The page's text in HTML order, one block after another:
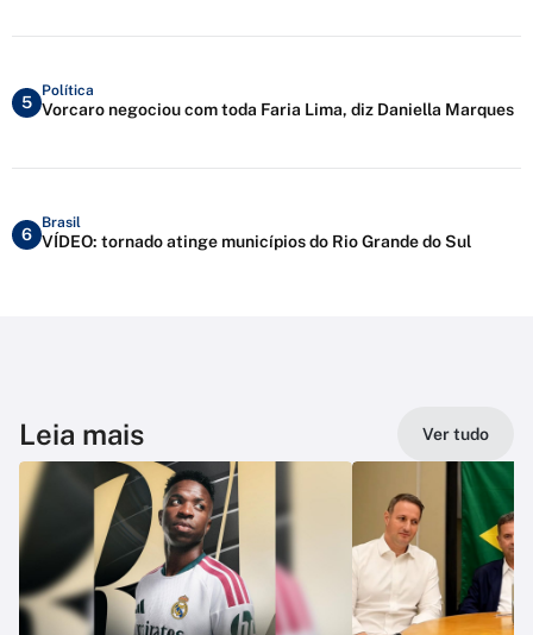
5
Política
Vorcaro negociou com toda Faria Lima, diz Daniella Marques
6
Brasil
VÍDEO: tornado atinge municípios do Rio Grande do Sul
Leia mais Ver tudo